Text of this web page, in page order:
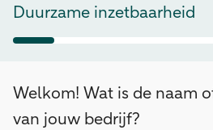
Duurzame inzetbaarheid
Welkom! Wat is de naam
van jouw bedrijf?